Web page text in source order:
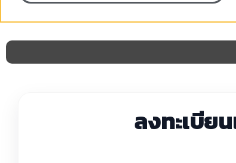
ลงทะเบีย